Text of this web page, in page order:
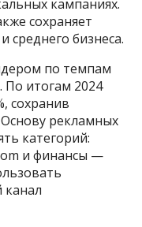
кампаниях.
сохраняет
среднего бизнеса.
по темпам
По итогам 2024
сохранив
рекламных
категорий:
и финансы —
канал